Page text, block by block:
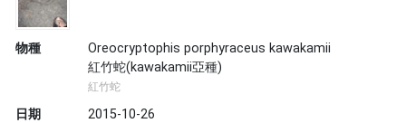
物種
Oreocryptophis porphyraceus kawakamii
紅竹蛇(kawakamii亞種)
紅竹蛇
日期
2015-10-26